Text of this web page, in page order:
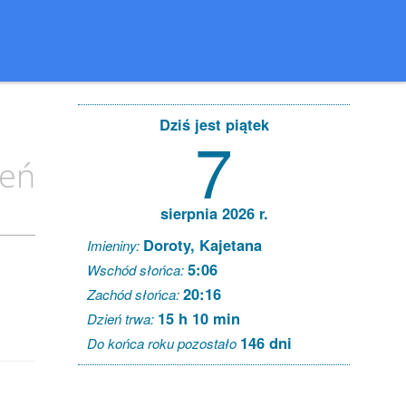
Dziś jest piątek
7
sierpnia 2026 r.
Imieniny: Doroty, Kajetana
Wschód słońca:5:06
Zachód słońca:20:16
Dzień trwa: 15 h 10 min
Do końca roku pozostało 146 dni